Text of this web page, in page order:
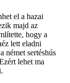
el a hazai
majd az
hogy a
lett eladni
német sertéshús
lehet ma